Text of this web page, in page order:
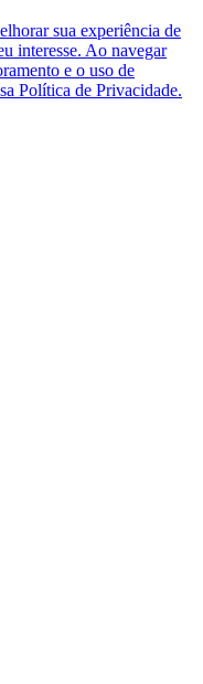
sua experiência de
interesse. Ao navegar
e o uso de
Política de Privacidade.